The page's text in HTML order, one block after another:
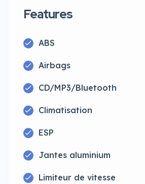
Features
ABS
Airbags
CD/MP3/Bluetooth
Climatisation
ESP
Jantes aluminium
Limiteur de vitesse